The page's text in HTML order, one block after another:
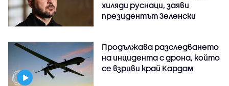
хиляди руснаци, заяви
президентът Зеленски
Продължава разследването
на инцидента с дрона, който
се взриви край Кардам